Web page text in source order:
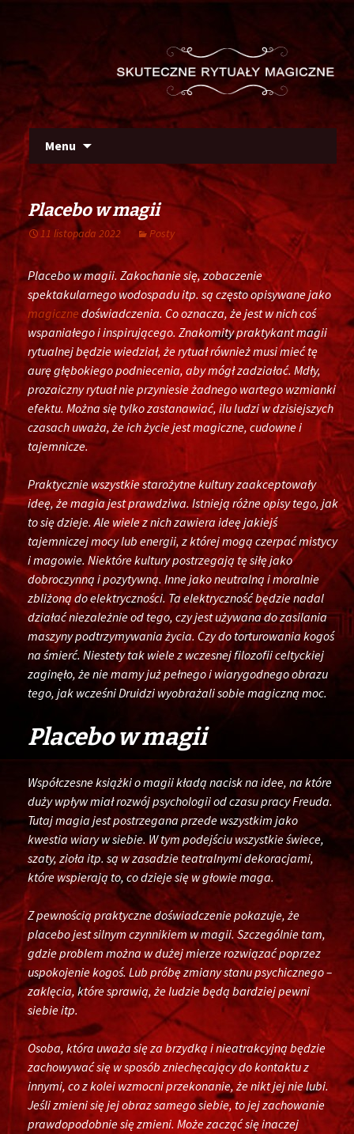
Menu
content
Placebo w magii
11 listopada 2022 Posty
Placebo w magii. Zakochanie się, zobaczenie
spektakularnego wodospadu itp. są często opisywane jako
magiczne doświadczenia. Co oznacza, że ​​jest w nich coś
wspaniałego i inspirującego. Znakomity praktykant magii
rytualnej będzie wiedział, że rytuał również musi mieć tę
aurę głębokiego podniecenia, aby mógł zadziałać. Mdły,
prozaiczny rytuał nie przyniesie żadnego wartego wzmianki
efektu. Można się tylko zastanawiać, ilu ludzi w dzisiejszych
czasach uważa, że ​​ich życie jest magiczne, cudowne i
tajemnicze.
Praktycznie wszystkie starożytne kultury zaakceptowały
ideę, że magia jest prawdziwa. Istnieją różne opisy tego, jak
to się dzieje. Ale wiele z nich zawiera ideę jakiejś
tajemniczej mocy lub energii, z której mogą czerpać mistycy
i magowie. Niektóre kultury postrzegają tę siłę jako
dobroczynną i pozytywną. Inne jako neutralną i moralnie
zbliżoną do elektryczności. Ta elektryczność będzie nadal
działać niezależnie od tego, czy jest używana do zasilania
maszyny podtrzymywania życia. Czy do torturowania kogoś
na śmierć. Niestety tak wiele z wczesnej filozofii celtyckiej
zaginęło, że nie mamy już pełnego i wiarygodnego obrazu
tego, jak wcześni Druidzi wyobrażali sobie magiczną moc.
Placebo w magii
Współczesne książki o magii kładą nacisk na idee, na które
duży wpływ miał rozwój psychologii od czasu pracy Freuda.
Tutaj magia jest postrzegana przede wszystkim jako
kwestia wiary w siebie. W tym podejściu wszystkie świece,
szaty, zioła itp. są w zasadzie teatralnymi dekoracjami,
które wspierają to, co dzieje się w głowie maga.
Z pewnością praktyczne doświadczenie pokazuje, że
placebo jest silnym czynnikiem w magii. Szczególnie tam,
gdzie problem można w dużej mierze rozwiązać poprzez
uspokojenie kogoś. Lub próbę zmiany stanu psychicznego –
zaklęcia, które sprawią, że ludzie będą bardziej pewni
siebie itp.
Osoba, która uważa się za brzydką i nieatrakcyjną będzie
zachowywać się w sposób zniechęcający do kontaktu z
innymi, co z kolei wzmocni przekonanie, że nikt jej nie lubi.
Jeśli zmieni się jej obraz samego siebie, to jej zachowanie
prawdopodobnie się zmieni. Może zacząć się inaczej